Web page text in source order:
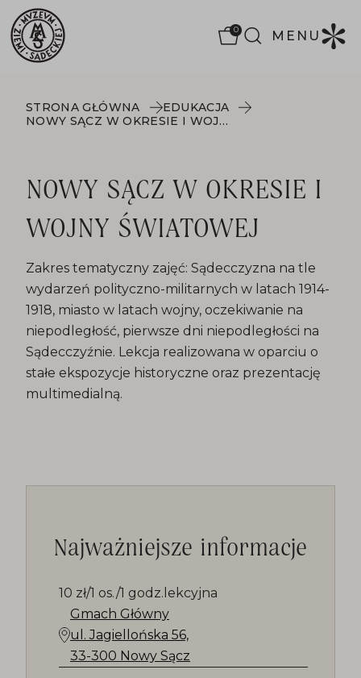
0 MENU
STRONA GŁÓWNA
EDUKACJA
NOWY SĄCZ W OKRESIE I WOJNY ŚWIATOWEJ
NOWY SĄCZ W OKRESIE I
WOJNY ŚWIATOWEJ
Zakres tematyczny zajęć: Sądecczyzna na tle
wydarzeń polityczno-militarnych w latach 1914-
1918, miasto w latach wojny, oczekiwanie na
niepodległość, pierwsze dni niepodległości na
Sądecczyźnie. Lekcja realizowana w oparciu o
stałe ekspozycje historyczne oraz prezentację
multimedialną.
Najważniejsze informacje
10 zł/1 os./1 godz.lekcyjna
Gmach Główny
ul. Jagiellońska 56,
33-300 Nowy Sącz